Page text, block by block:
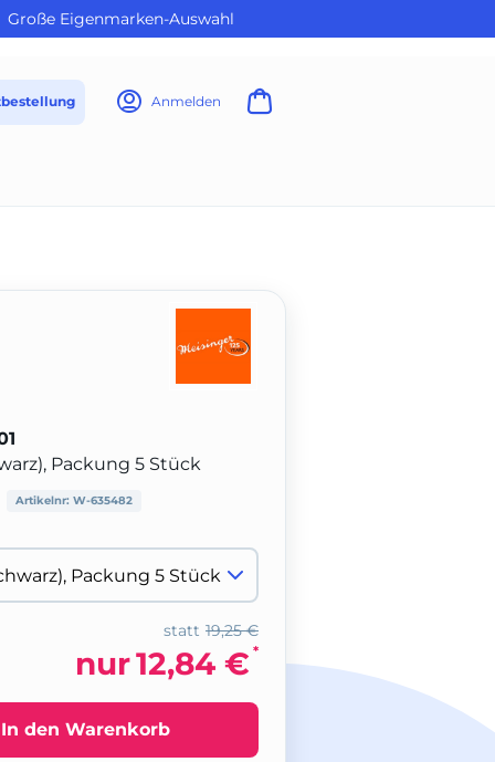
Große Eigenmarken-Auswahl
Anmelden
Packung 5 Stück
Artikelnr: W-635482
19,25 €
statt
nur12,84 € *
In den Warenkorb